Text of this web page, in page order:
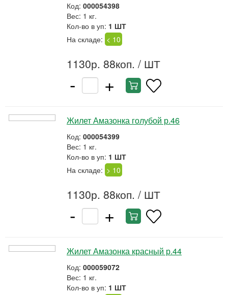
Код: 000054398
Вес: 1 кг.
Кол-во в уп: 1 ШТ
На складе: < 10
1130р. 88коп. / ШТ
- +
Жилет Амазонка голубой р.46
Код: 000054399
Вес: 1 кг.
Кол-во в уп: 1 ШТ
На складе: > 10
1130р. 88коп. / ШТ
- +
Жилет Амазонка красный р.44
Код: 000059072
Вес: 1 кг.
Кол-во в уп: 1 ШТ